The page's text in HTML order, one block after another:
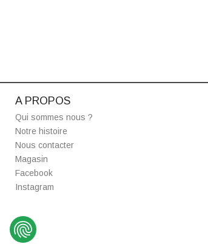
A PROPOS
Qui sommes nous ?
Notre histoire
Nous contacter
Magasin
Facebook
Instagram